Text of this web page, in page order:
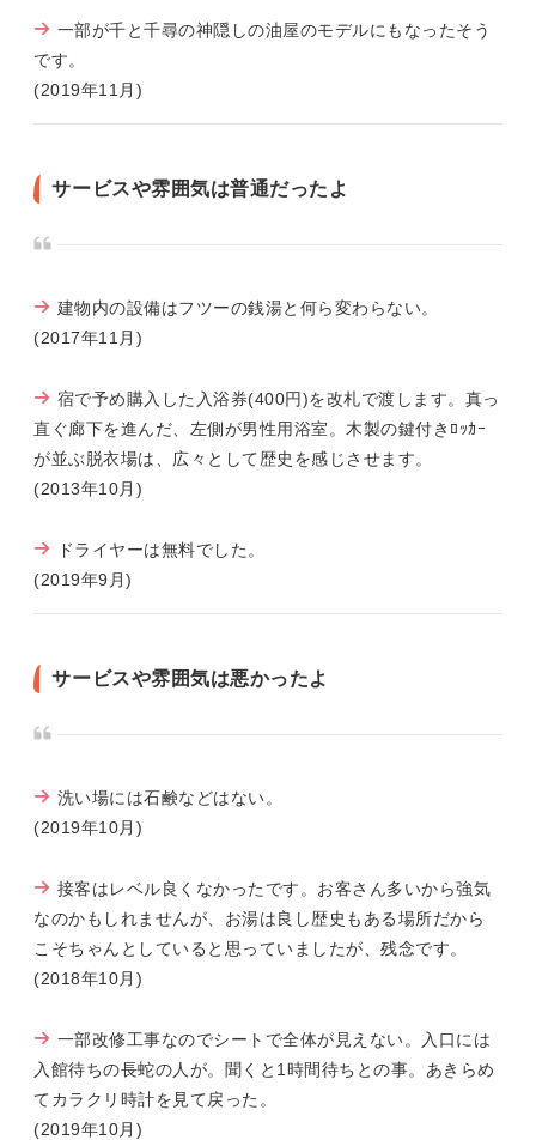
一部が千と千尋の神隠しの油屋のモデルにもなったそう
です。
(2019年11月)
サービスや雰囲気は普通だったよ
建物内の設備はフツーの銭湯と何ら変わらない。
(2017年11月)
宿で予め購入した入浴券(400円)を改札で渡します。真っ
直ぐ廊下を進んだ、左側が男性用浴室。木製の鍵付きﾛｯｶｰ
が並ぶ脱衣場は、広々として歴史を感じさせます。
(2013年10月)
ドライヤーは無料でした。
(2019年9月)
サービスや雰囲気は悪かったよ
洗い場には石鹸などはない。
(2019年10月)
接客はレベル良くなかったです。お客さん多いから強気
なのかもしれませんが、お湯は良し歴史もある場所だから
こそちゃんとしていると思っていましたが、残念です。
(2018年10月)
一部改修工事なのでシートで全体が見えない。入口には
入館待ちの長蛇の人が。聞くと1時間待ちとの事。あきらめ
てカラクリ時計を見て戻った。
(2019年10月)